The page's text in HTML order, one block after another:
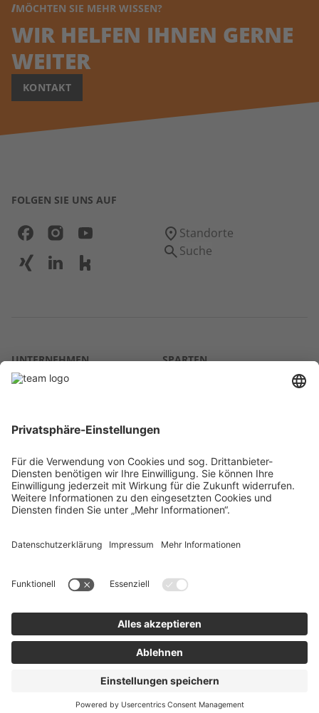
MÖCHTEN SIE MEHR WISSEN?
WIR HELFEN IHNEN GERNE
WEITER
KONTAKT
FOLGEN SIE UNS AUF
Standorte
Suche
UNTERNEHMEN
Über uns
Karriere
Kontakt
SPARTEN
RECHTLICHES
Lieferkette
Barrierefreiheitserklärung
Code of Conduct